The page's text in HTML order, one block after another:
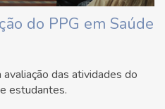
do PPG em Saúde
das atividades do
estudantes.